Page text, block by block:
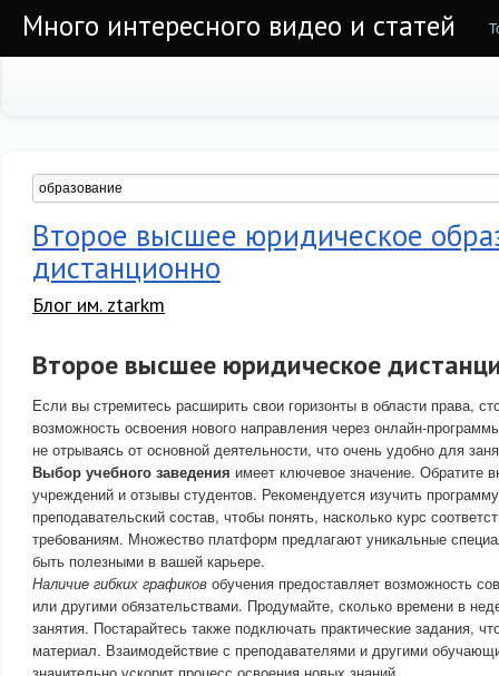
Много интересного видео и статей
Второе высшее юридическое
дистанционно
Блог им. ztarkm
Второе высшее юридическое
Если вы стремитесь расширить свои горизонты в области права,
возможность освоения нового направления через онлайн-
не отрываясь от основной деятельности, что очень удобно для
Выбор учебного заведения имеет ключевое значение. Обратите
учреждений и отзывы студентов. Рекомендуется изучить
преподавательский состав, чтобы понять, насколько курс
требованиям. Множество платформ предлагают уникальные
быть полезными в вашей карьере.
Наличие гибких графиков обучения предоставляет возможность
или другими обязательствами. Продумайте, сколько времени в
занятия. Постарайтесь также подключать практические задания,
материал. Взаимодействие с преподавателями и другими